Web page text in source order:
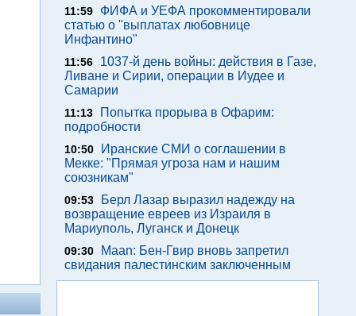
11:59
ФИФА и УЕФА прокомментировали
статью о "выплатах любовнице
Инфантино"
11:56
1037-й день войны: действия в Газе,
Ливане и Сирии, операции в Иудее и
Самарии
11:13
Попытка прорыва в Офарим:
подробности
10:50
Иранские СМИ о соглашении в
Мекке: "Прямая угроза нам и нашим
союзникам"
09:53
Берл Лазар выразил надежду на
возвращение евреев из Израиля в
Мариуполь, Луганск и Донецк
09:30
Maan: Бен-Гвир вновь запретил
свидания палестинским заключенным